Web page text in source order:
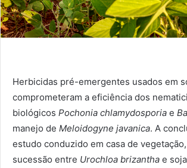
Herbicidas pré-emergentes usados em
comprometeram a eficiência dos
biológicos Pochonia chlamydosporia e
manejo de Meloidogyne javanica. A
estudo conduzido em casa de
sucessão entre Urochloa brizantha e